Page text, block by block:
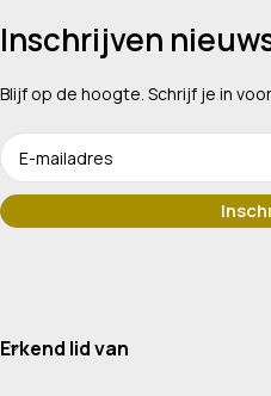
Inschrijven
Blijf op de hoogte. Schrijf je in
Erkend lid van